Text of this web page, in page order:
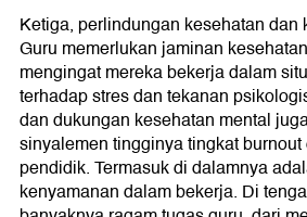
Ketiga, perlindungan kesehatan dan
Guru memerlukan jaminan
mengingat mereka bekerja dalam
terhadap stres dan tekanan
dan dukungan kesehatan mental
sinyalemen tingginya tingkat
pendidik. Termasuk di dalamnya
kenyamanan dalam bekerja. Di